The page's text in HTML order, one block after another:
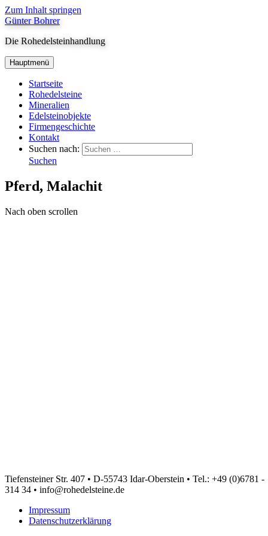
Zum Inhalt springen
Günter Bohrer
Die Rohedelsteinhandlung
Hauptmenü
Startseite
Rohedelsteine
Mineralien
Edelsteinobjekte
Firmengeschichte
Kontakt
Suchen nach:
Suchen
Pferd, Malachit
Tiefensteiner Str. 407 • D-55743 Idar-Oberstein • Tel.: +49 (0)6781 -
314 34 • info@rohedelsteine.de
Impressum
Datenschutzerklärung
Nach oben scrollen